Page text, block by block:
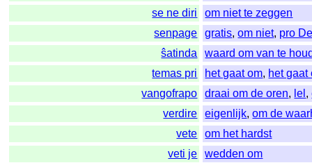
se ne diri
om niet te zeggen
senpage
gratis,om niet, pro
ŝatinda
waard om van te
temas pri
het gaat om, het gaat
vangofrapo
draai om de oren, lel ,
verdire
eigenlijk,om de
vete
om het hardst
veti je
wedden om